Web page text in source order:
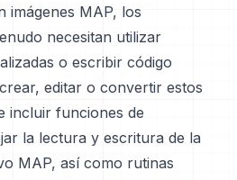
imágenes MAP, los
necesitan utilizar
o escribir código
editar o convertir estos
incluir funciones de
la lectura y escritura de la
MAP, así como rutinas